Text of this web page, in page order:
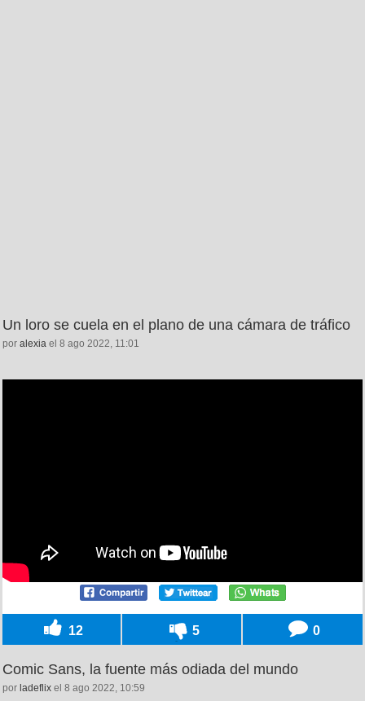
Un loro se cuela en el plano de una cámara de tráfico
por alexia el 8 ago 2022, 11:01
12 5 0
Comic Sans, la fuente más odiada del mundo
por ladeflix el 8 ago 2022, 10:59